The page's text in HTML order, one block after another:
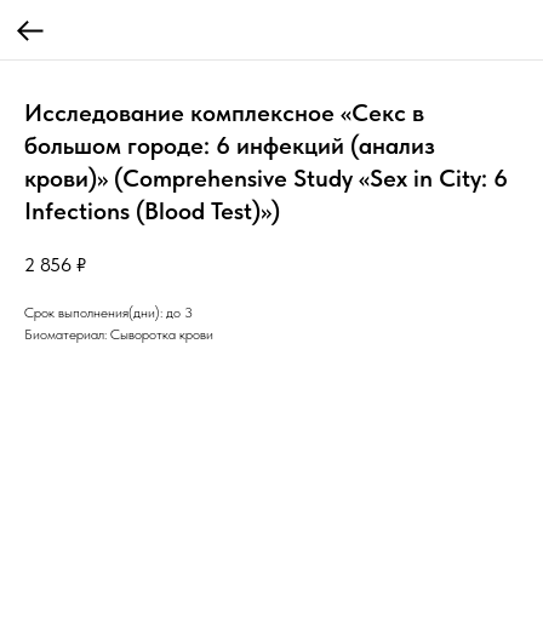
Исследование комплексное «Секс в
большом городе: 6 инфекций (анализ
крови)» (Comprehensive Study «Sex in City: 6
Infections (Blood Test)»)
2 856 ₽
Срок выполнения(дни): до 3
Биоматериал: Сыворотка крови